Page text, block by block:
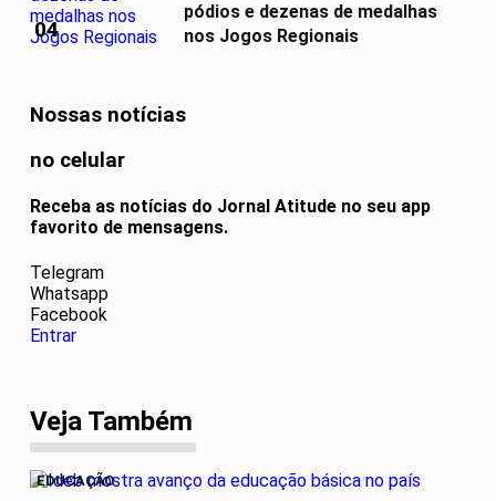
04
pódios e dezenas de medalhas
nos Jogos Regionais
Nossas notícias
no celular
Receba as notícias do Jornal Atitude no seu app
favorito de mensagens.
Telegram
Whatsapp
Facebook
Entrar
Veja Também
EDUCAÇÃO